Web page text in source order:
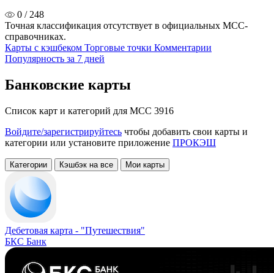
0 / 248
Точная классификация отсутствует в официальных MCC-
справочниках.
Карты с кэшбеком Торговые точки Комментарии
Популярность за 7 дней
Банковские карты
Список карт и категорий для MCC 3916
Войдите/зарегистрируйтесь чтобы добавить свои карты и
категории или установите приложение ПРОКЭШ
Категории Кэшбэк на все Мои карты
Дебетовая карта - "Путешествия"
БКС Банк